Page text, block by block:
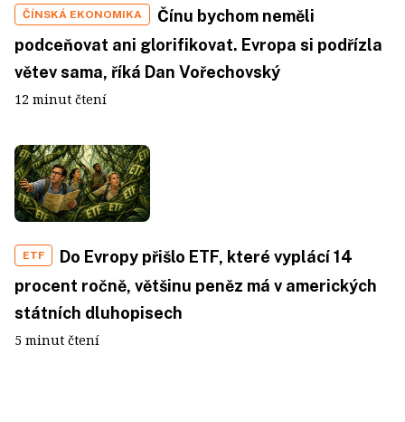
ČÍNSKÁ EKONOMIKA
Čínu bychom neměli
podceňovat ani glorifikovat. Evropa si podřízla
větev sama, říká Dan Vořechovský
12 minut čtení
ETF
Do Evropy přišlo ETF, které vyplácí 14
procent ročně, většinu peněz má v amerických
státních dluhopisech
5 minut čtení